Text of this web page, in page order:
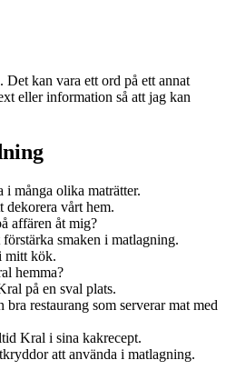
kan vara ett ord på ett annat
eller information så att jag kan
många olika maträtter.
vårt hem.
affären åt mig?
smaken i matlagning.
mitt kök.
hemma?
på en sval plats.
restaurang som serverar mat med
Kral i sina kakrecept.
att använda i matlagning.